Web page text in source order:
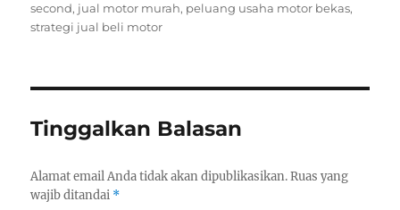
second, jual motor murah, peluang usaha motor bekas,
strategi jual beli motor
Tinggalkan Balasan
Alamat email Anda tidak akan dipublikasikan. Ruas yang
wajib ditandai *